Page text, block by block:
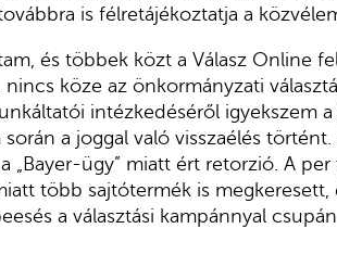
is félretájékoztatja a
és többek közt a Válasz Online
köze az önkormányzati
intézkedéséről igyekszem
a joggal való visszaélés történt.
„Bayer-ügy” miatt ért retorzió. A
több sajtótermék is megkeresett,
a választási kampánnyal